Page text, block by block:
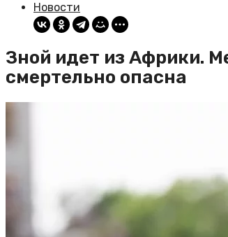
Новости
Зной идет из Африки.
смертельно опасна